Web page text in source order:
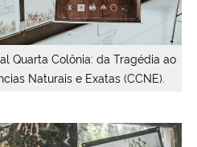
Quarta Colônia: da Tragédia ao
Naturais e Exatas (CCNE).